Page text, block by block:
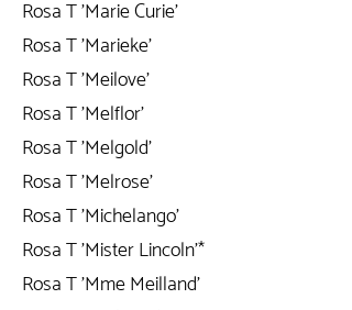
Rosa T 'Marie Curie'
Rosa T 'Marieke'
Rosa T 'Meilove'
Rosa T 'Melflor'
Rosa T 'Melgold'
Rosa T 'Melrose'
Rosa T 'Michelango'
Rosa T 'Mister Lincoln'*
Rosa T 'Mme Meilland'